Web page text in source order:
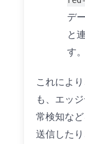
デ
と
す。
これによ
も、エッ
常検知な
送信した